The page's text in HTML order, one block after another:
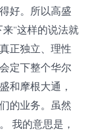
好。所以高盛
”这样的说法就
正独立、理性
定下整个华尔
和摩根大通，
的业务。虽然
我的意思是，